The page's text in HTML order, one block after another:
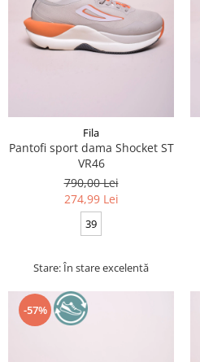
Fila
Pantofi sport dama Shocket ST
VR46
790,00 Lei
274,99 Lei
39
Stare: În stare excelentă
-57%